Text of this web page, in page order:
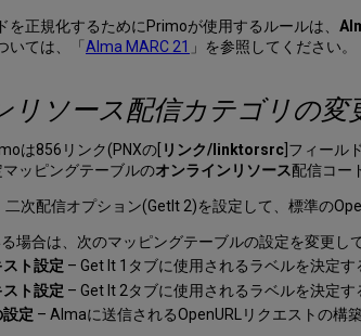
を正規化するためにPrimoが使用するルールは、
いては、「Alma MARC 21 」を参照してください。
リソース配信カテゴリの変
は856リンク(PNXの[リンク/linktorsrc]フィール
ッピングテーブルのオンラインリソース配信コー
次配信オプション(GetIt 2)を設定して、標準の
場合は、次のマッピングテーブルの設定を変更し
ト設定 – Get It 1タブに使用されるラベルを決定す
ト設定 – Get It 2タブに使用されるラベルを決定す
定 – Almaに送信されるOpenURLリクエストの構